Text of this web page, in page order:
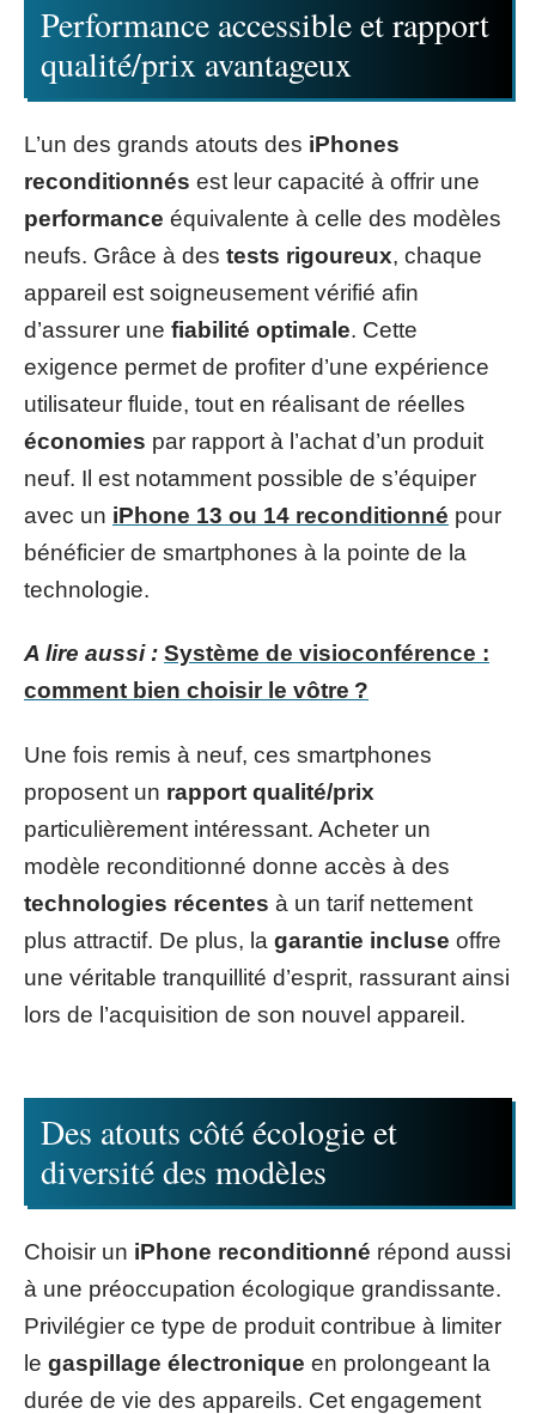
Performance accessible et rapport
qualité/prix avantageux
L’un des grands atouts des iPhones
reconditionnés est leur capacité à offrir une
performance équivalente à celle des modèles
neufs. Grâce à des tests rigoureux, chaque
appareil est soigneusement vérifié afin
d’assurer une fiabilité optimale. Cette
exigence permet de profiter d’une expérience
utilisateur fluide, tout en réalisant de réelles
économies par rapport à l’achat d’un produit
neuf. Il est notamment possible de s’équiper
avec un iPhone 13 ou 14 reconditionné pour
bénéficier de smartphones à la pointe de la
technologie.
A lire aussi : Système de visioconférence :
comment bien choisir le vôtre ?
Une fois remis à neuf, ces smartphones
proposent un rapport qualité/prix
particulièrement intéressant. Acheter un
modèle reconditionné donne accès à des
technologies récentes à un tarif nettement
plus attractif. De plus, la garantie incluse offre
une véritable tranquillité d’esprit, rassurant ainsi
lors de l’acquisition de son nouvel appareil.
Des atouts côté écologie et
diversité des modèles
Choisir un iPhone reconditionné répond aussi
à une préoccupation écologique grandissante.
Privilégier ce type de produit contribue à limiter
le gaspillage électronique en prolongeant la
durée de vie des appareils. Cet engagement